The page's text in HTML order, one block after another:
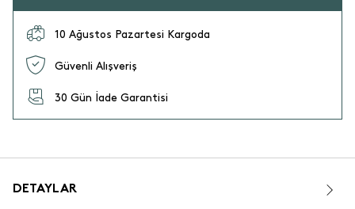
10 Ağustos Pazartesi Kargoda
Güvenli Alışveriş
30 Gün İade Garantisi
DETAYLAR